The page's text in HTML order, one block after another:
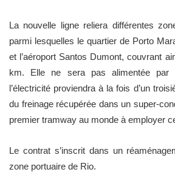
La nouvelle ligne reliera différentes
parmi lesquelles le quartier de Porto
et l’aéroport Santos Dumont, couvrant
km. Elle ne sera pas alimentée par
l’électricité proviendra à la fois d’un
du freinage récupérée dans un super-
premier tramway au monde à employer
Le contrat s’inscrit dans un
zone portuaire de Rio.